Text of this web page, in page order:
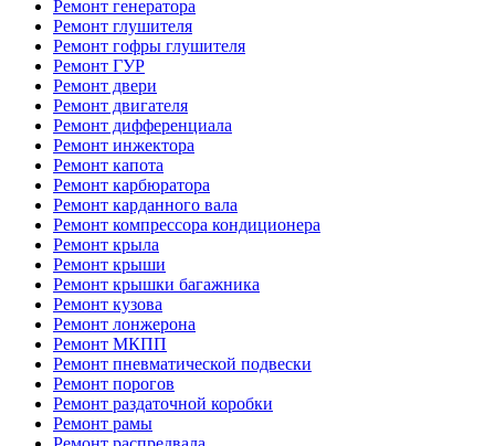
Ремонт генератора
Ремонт глушителя
Ремонт гофры глушителя
Ремонт ГУР
Ремонт двери
Ремонт двигателя
Ремонт дифференциала
Ремонт инжектора
Ремонт капота
Ремонт карбюратора
Ремонт карданного вала
Ремонт компрессора кондиционера
Ремонт крыла
Ремонт крыши
Ремонт крышки багажника
Ремонт кузова
Ремонт лонжерона
Ремонт МКПП
Ремонт пневматической подвески
Ремонт порогов
Ремонт раздаточной коробки
Ремонт рамы